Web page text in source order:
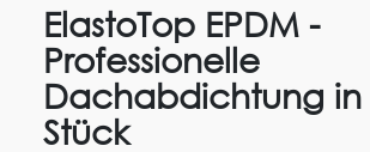
ElastoTop EPDM -
Professionelle
Dachabdichtung in
Stück